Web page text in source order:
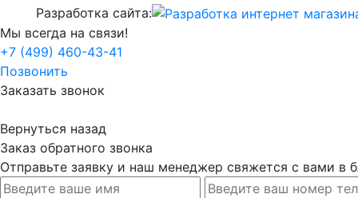
Разработка сайта:
Мы всегда на связи!
+7 (499) 460-43-41
Позвонить
Заказать звонок
Вернуться назад
Заказ обратного звонка
Отправьте заявку и наш менеджер свяжется с вами в